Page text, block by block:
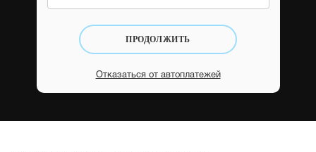
ПРОДОЛЖИТЬ
Отказаться от автоплатежей